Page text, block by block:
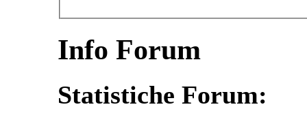
Info Forum
Statistiche Forum: